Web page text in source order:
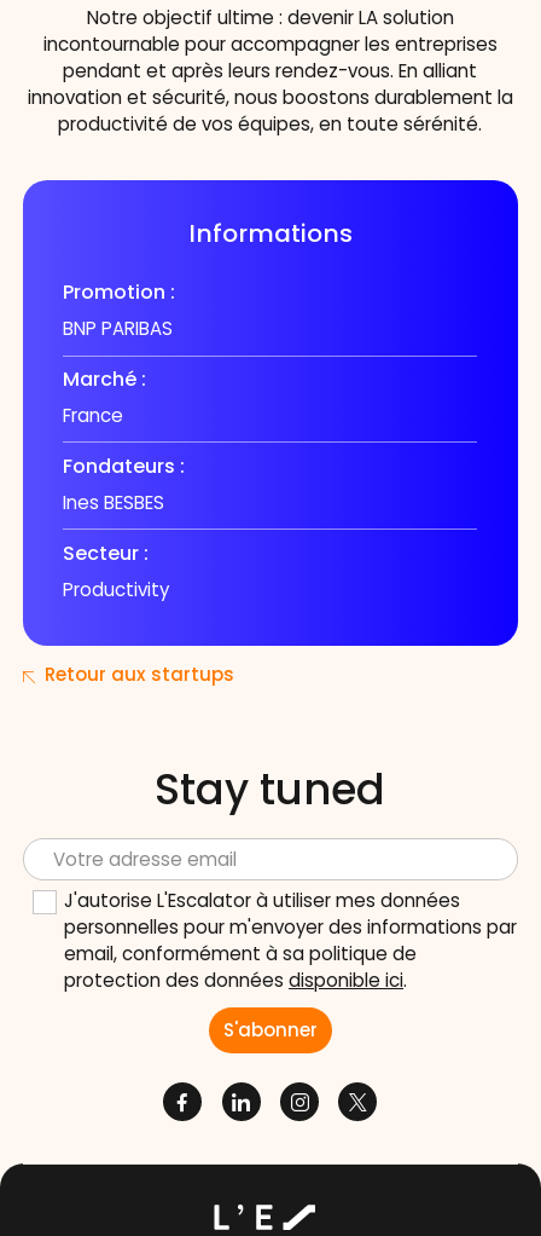
Notre objectif ultime : devenir LA solution
incontournable pour accompagner les entreprises
pendant et après leurs rendez-vous. En alliant
innovation et sécurité, nous boostons durablement la
productivité de vos équipes, en toute sérénité.
Informations
Promotion :
BNP PARIBAS
Marché :
France
Fondateurs :
Ines BESBES
Secteur :
Productivity
Retour aux startups
Stay tuned
J'autorise L'Escalator à utiliser mes données
personnelles pour m'envoyer des informations par
email, conformément à sa politique de
protection des donnéesdisponible ici.